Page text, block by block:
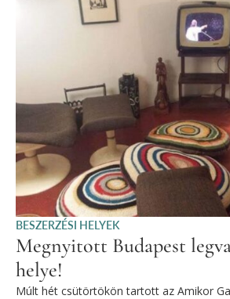
BESZERZÉSI HELYEK
Megnyitott Budapest
helye!
Múlt hét csütörtökön tartott az Amikor